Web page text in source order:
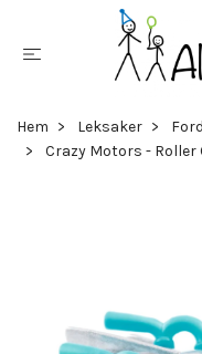
Hem Leksaker
Crazy Motors - Roller